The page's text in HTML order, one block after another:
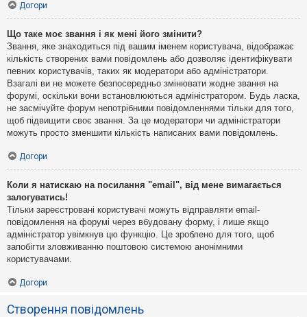
Догори
Що таке моє звання і як мені його змінити?
Звання, яке знаходиться під вашим іменем користувача, відображає
кількість створених вами повідомлень або дозволяє ідентифікувати
певних користувачів, таких як модератори або адміністратори.
Взагалі ви не можете безпосередньо змінювати жодне звання на
форумі, оскільки вони встановлюються адміністратором. Будь ласка,
не засмічуйте форум непотрібними повідомленнями тільки для того,
щоб підвищити своє звання. За це модератори чи адміністратори
можуть просто зменшити кількість написаних вами повідомлень.
Догори
Коли я натискаю на посилання "email", від мене вимагається
залогуватись!
Тільки зареєстровані користувачі можуть відправляти email-
повідомлення на форумі через вбудовану форму, і лише якщо
адміністратор увімкнув цю функцію. Це зроблено для того, щоб
запобігти зловживанню поштовою системою анонімними
користувачами.
Догори
Створення повідомлень